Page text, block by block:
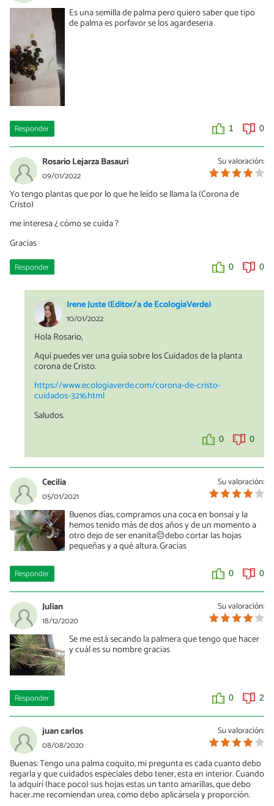
Es una semilla de palma pero quiero saber que tipo
de palma es porfavor se los agardeseria
Responder 1 0
Su valoración:
Rosario Lejarza Basauri
09/01/2022
Yo tengo plantas que por lo que he leído se llama la (Corona de
Cristo)
me interesa ¿ cómo se cuida ?
Gracias
Responder 0 0
Irene Juste (Editor/a de EcologíaVerde)
10/01/2022
Hola Rosario,
Aquí puedes ver una guía sobre los Cuidados de la planta
corona de Cristo.
https://www.ecologiaverde.com/corona-de-cristo-
cuidados-3216.html
Saludos.
0 0
Su valoración:
Cecilia
05/01/2021
Buenos días, compramos una coca en bonsai y la
hemos tenido más de dos años y de un momento a
otro dejo de ser enanita😔debo cortar las hojas
pequeñas y a qué altura. Gracias
Responder 0 0
Su valoración:
Julian
18/12/2020
Se me está secando la palmera que tengo que hacer
y cuál es su nombre gracias
Responder 0 2
Su valoración:
juan carlos
08/08/2020
Buenas: Tengo una palma coquito, mi pregunta es cada cuanto debo
regarla y que cuidados especiales debo tener, esta en interior. Cuando
la adquirí (hace poco) sus hojas estas un tanto amarillas, que debo
hacer..me recomiendan urea, como debo aplicársela y proporción.